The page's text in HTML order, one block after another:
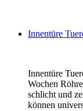
Innentüre
Innentüre
Wochen
schlicht und
können